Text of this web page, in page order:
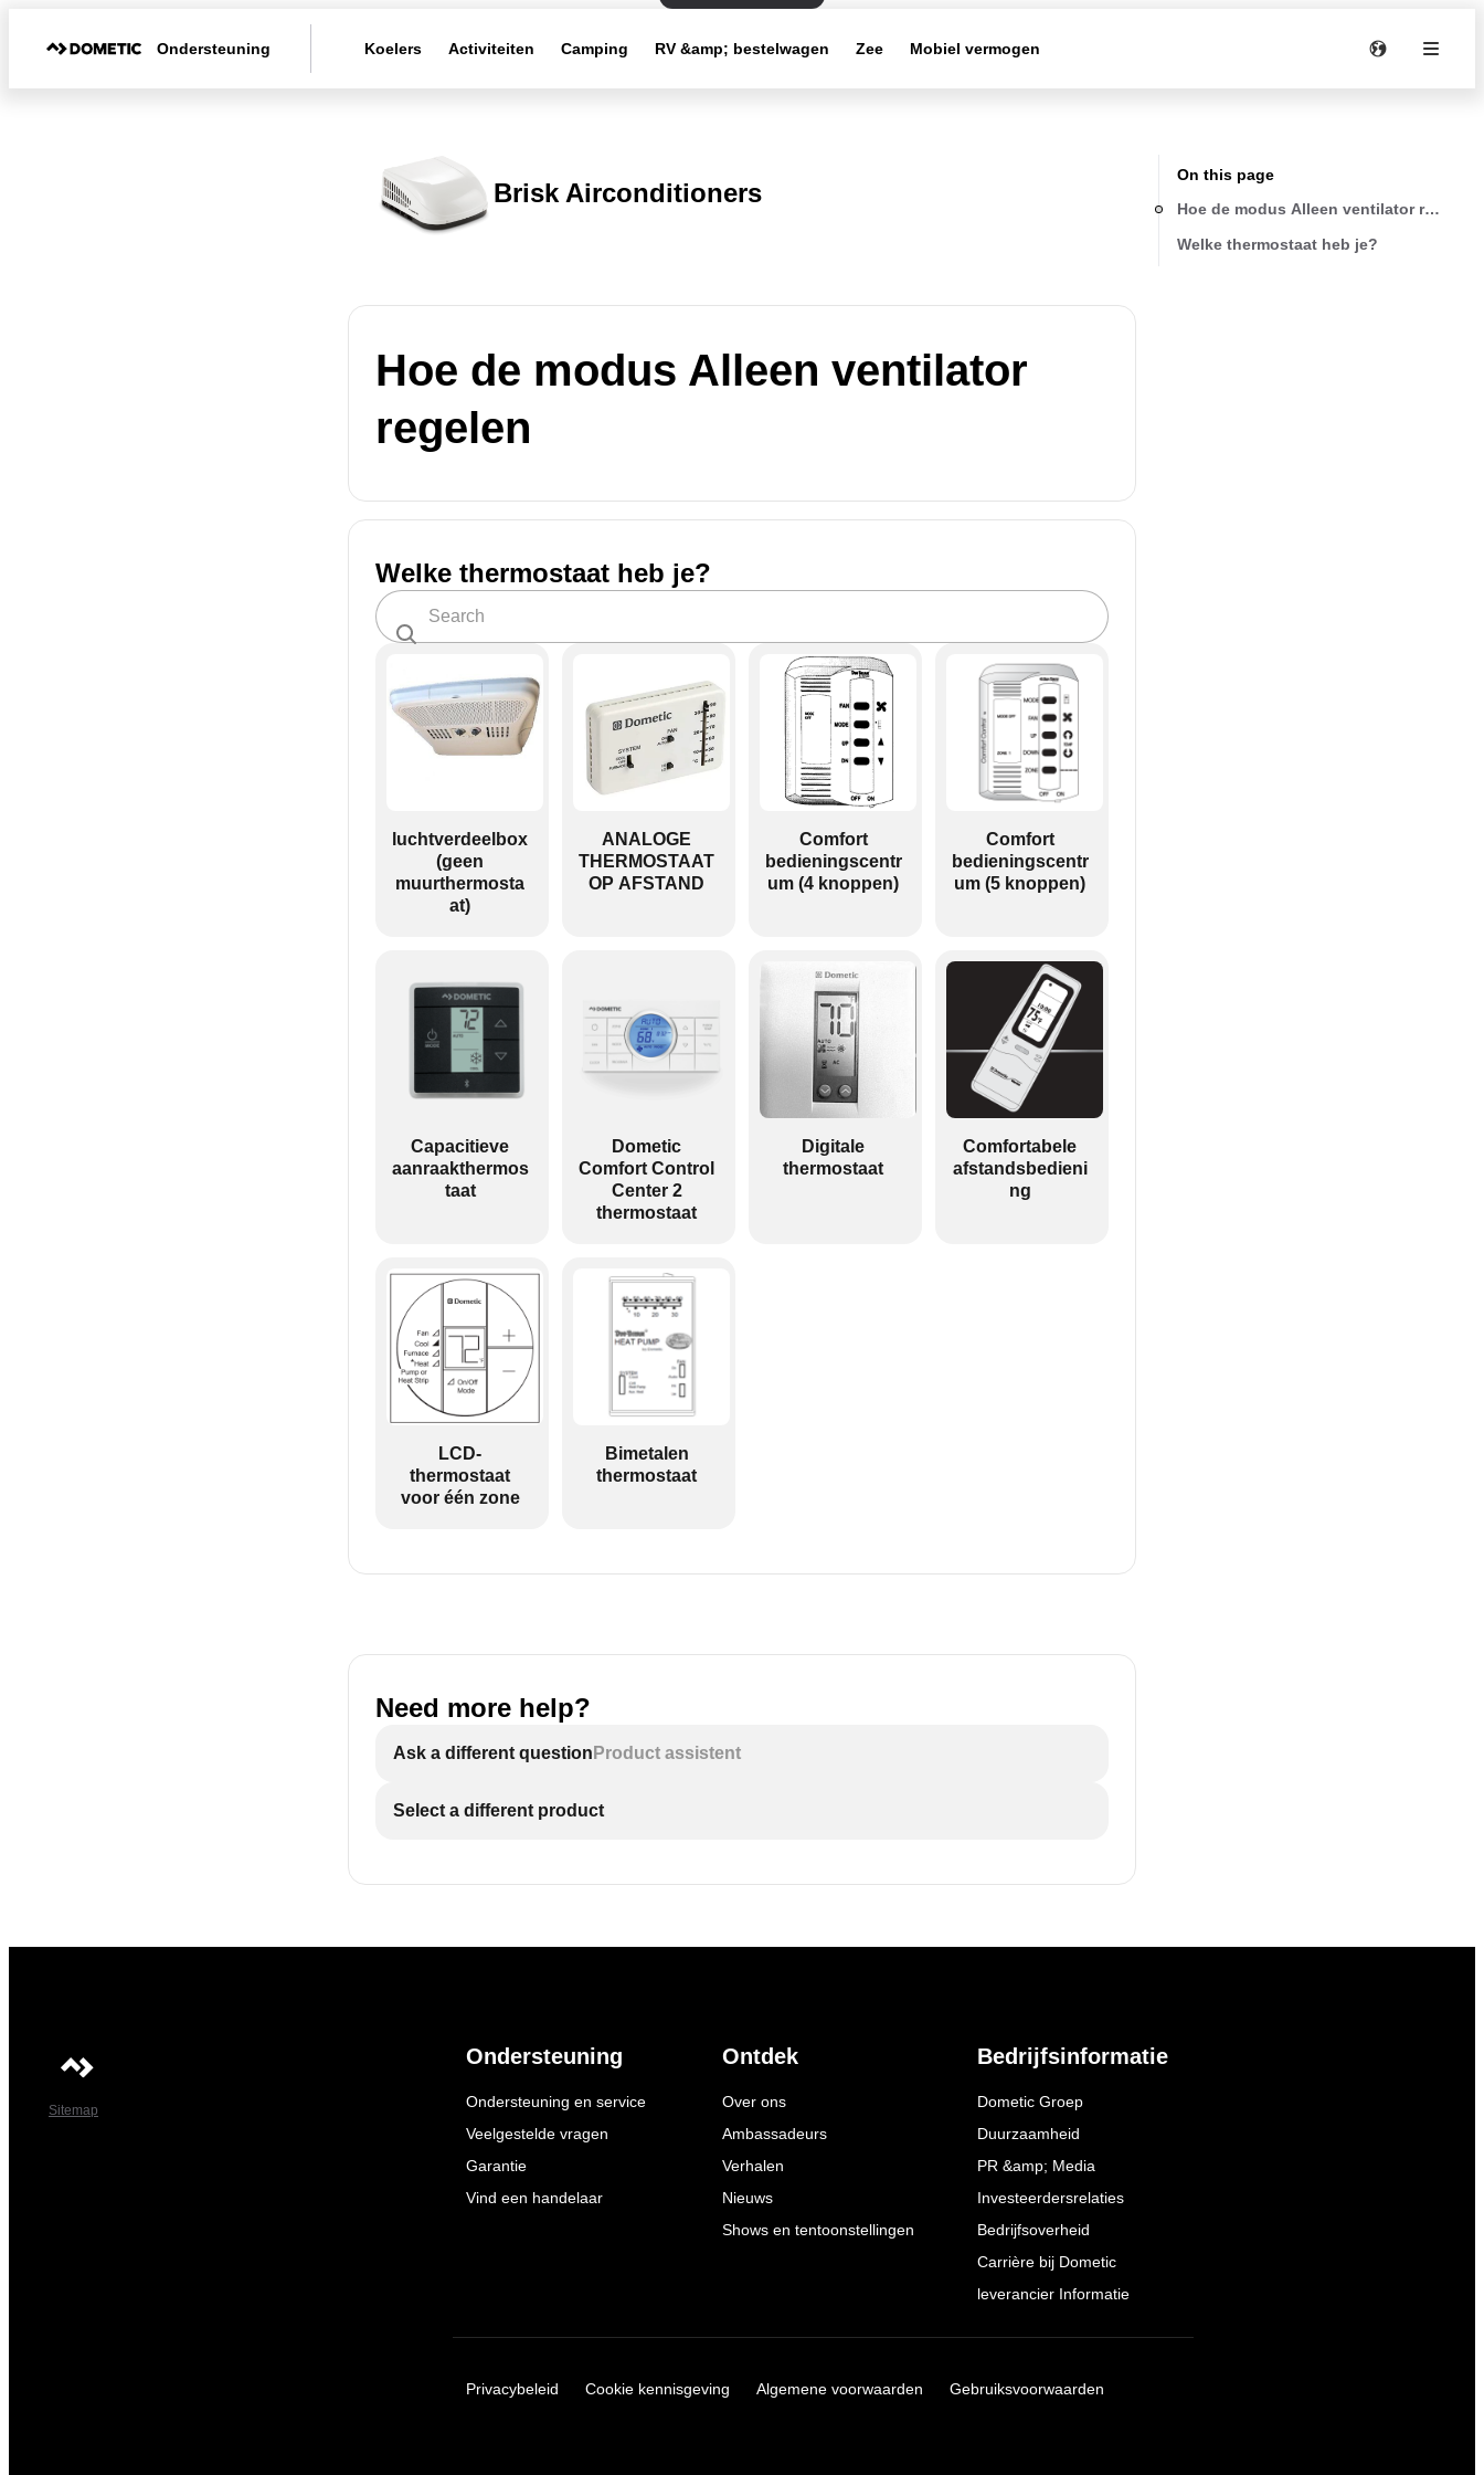
Ondersteuning Koelers Activiteiten Camping RV &amp; bestelwagen Zee Mobiel vermogen
Brisk Airconditioners
Hoe de modus Alleen ventilator
regelen
Welke thermostaat heb je?
luchtverdeelbox
(geen
muurthermosta
at)
ANALOGE
THERMOSTAAT
OP AFSTAND
Comfort
bedieningscentr
um (4 knoppen)
Comfort
bedieningscentr
um (5 knoppen)
Capacitieve
aanraakthermos
taat
Dometic
Comfort Control
Center 2
thermostaat
Digitale
thermostaat
Comfortabele
afstandsbedieni
ng
LCD-
thermostaat
voor één zone
Bimetalen
thermostaat
Need more help?
Ask a different question Product assistent
Select a different product
On this page
Hoe de modus Alleen ventilator regelen
Welke thermostaat heb je?
Sitemap
Ondersteuning
Ondersteuning en service
Veelgestelde vragen
Garantie
Vind een handelaar
Ontdek
Over ons
Ambassadeurs
Verhalen
Nieuws
Shows en tentoonstellingen
Bedrijfsinformatie
Dometic Groep
Duurzaamheid
PR &amp; Media
Investeerdersrelaties
Bedrijfsoverheid
Carrière bij Dometic
leverancier Informatie
Privacybeleid Cookie kennisgeving Algemene voorwaarden Gebruiksvoorwaarden